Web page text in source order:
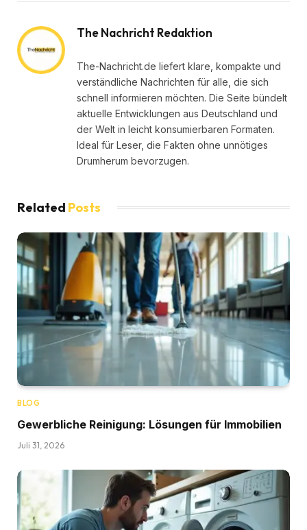
The Nachricht Redaktion
The-Nachricht.de liefert klare, kompakte und
verständliche Nachrichten für alle, die sich
schnell informieren möchten. Die Seite bündelt
aktuelle Entwicklungen aus Deutschland und
der Welt in leicht konsumierbaren Formaten.
Ideal für Leser, die Fakten ohne unnötiges
Drumherum bevorzugen.
Related Posts
BLOG
Gewerbliche Reinigung: Lösungen für Immobilien
Juli 31, 2026